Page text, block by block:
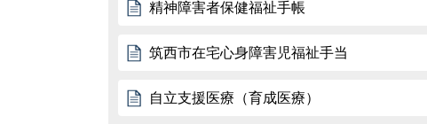
精神障害者保健福祉手帳
筑西市在宅心身障害児福祉手当
自立支援医療（育成医療）